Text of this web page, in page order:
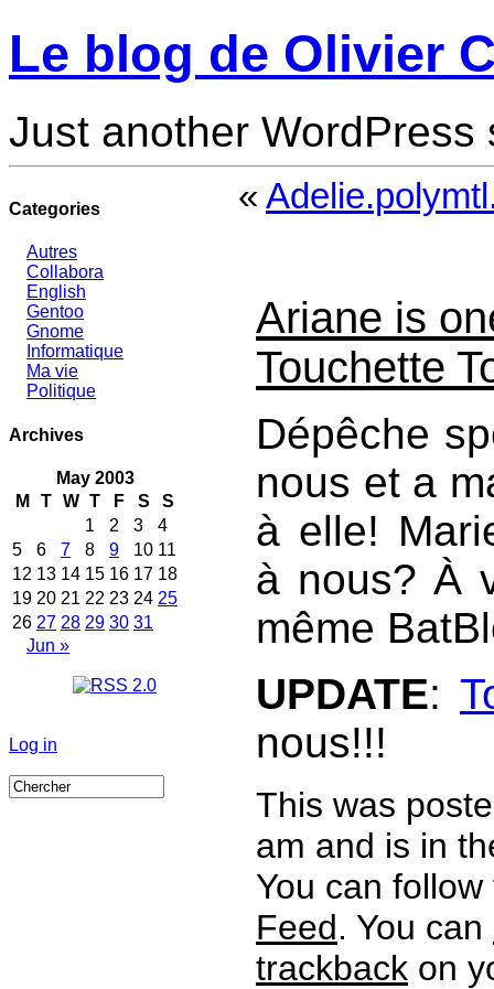
Le blog de Olivier
Just another WordPress
Categories
Autres
Collabora
English
Gentoo
Gnome
Informatique
Ma vie
Politique
Archives
May 2003
M
T W T F S
S
1
2 3
4
5
6 7 8 9 10 11
12 13 14 15 16 17 18
19 20 21 22 23 24 25
26 27 28 29 30 31
Jun »
Log in
«
Ariane is
Touchette
Dépêche
nous et a
à elle!
à nous? À
même
UPDATE:
nous!!!
This was
am and is in
You can
Feed. You can
trackback on